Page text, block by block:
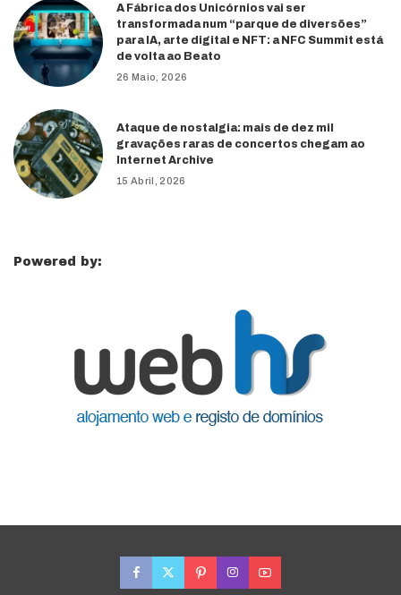
A Fábrica dos Unicórnios vai ser
transformada num “parque de diversões”
para IA, arte digital e NFT: a NFC Summit está
de volta ao Beato
26 Maio, 2026
Ataque de nostalgia: mais de dez mil
gravações raras de concertos chegam ao
Internet Archive
15 Abril, 2026
Powered by: